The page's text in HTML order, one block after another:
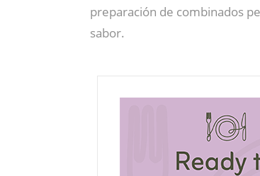
preparación de combinados
sabor.